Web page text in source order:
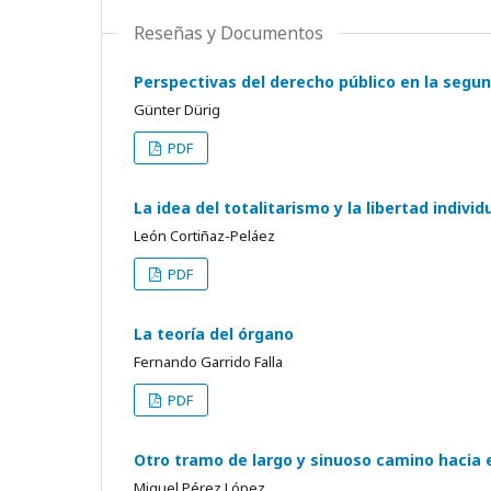
Reseñas y Documentos
Perspectivas del derecho público en la
Günter Dürig
PDF
La idea del totalitarismo y la libertad
León Cortiñaz-Peláez
PDF
La teoría del órgano
Fernando Garrido Falla
PDF
Otro tramo de largo y sinuoso camino